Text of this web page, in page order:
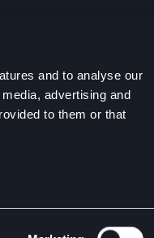
and to analyse our
advertising and
to them or that